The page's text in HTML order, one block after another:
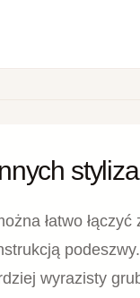
BUTY SPORTOWE
Białe
Pulso AF-